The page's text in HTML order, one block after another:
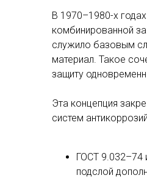
В 1970–1980-х
комбинированной
служило базовым
материал. Такое
защиту
Эта концепция
систем
ГОСТ 9.032–74
подслой